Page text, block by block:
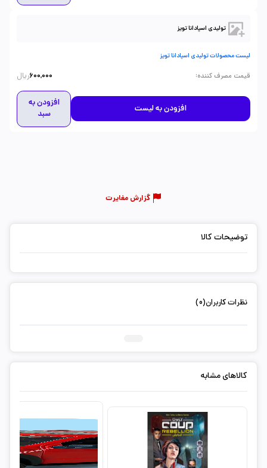
تولیدی اسپادانا تويز
لیست محصولات تولیدی اسپادانا تویز
قیمت مصرف کننده:
600,000ریال
افزودن به لیست
افزودن به
سبد
گزارش مغایرت
توضیحات کالا
نظرات کاربران(0)
کالاهای مشابه